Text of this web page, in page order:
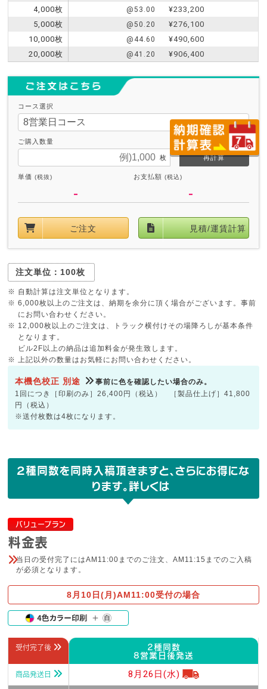
4,000枚
@53.00
¥233,200
5,000枚
@50.20
¥276,100
10,000枚
@44.60
¥490,600
20,000枚
@41.20 ¥906,400
コース選択
ご購入数量
再計算
単価 (税抜)
-
お支払額 (税込)
-
ご注文 見積/運賃計算
注文単位：100枚
※ 自動計算は注文単位となります。
※ 6,000枚以上のご注文は、納期を余分に頂く場合がございます。事前
にお問い合わせください。
※ 12,000枚以上のご注文は、トラック横付けその場降ろしが基本条件
となります。
ビル2F以上の納品は追加料金が発生致します。
※ 上記以外の数量はお気軽にお問い合わせください。
本機色校正 別途
事前に色を確認したい場合のみ。
1回につき［印刷のみ］26,400円（税込） ［製品仕上げ］41,800
円（税込）
※送付枚数は4枚になります。
２種同数を同時入稿頂きますと、さらにお得にな
ります。詳しくは
バリュープラン
料金表
当日の受付完了にはAM11:00までのご注文、AM11:15までのご入稿
が必須となります。
8月10日(月)AM11:00受付の場合
受付完了後 2種同数
8営業日後発送
商品発送日 8月26日(水)